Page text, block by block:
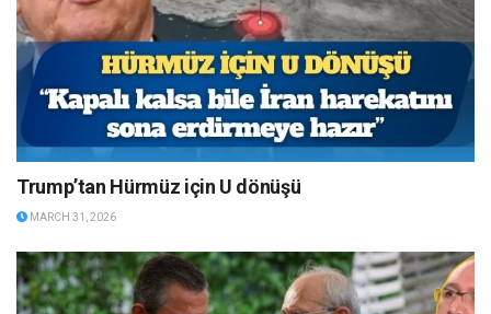
Trump’tan Hürmüz için U dönüşü
MARCH 31, 2026